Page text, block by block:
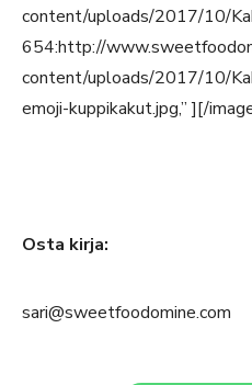
content/uploads/2017/10/
654:http://
content/uploads/2017/10/
emoji-kuppikakut.jpg,” ][/
Osta kirja:
sari@sweetfoodomine.com